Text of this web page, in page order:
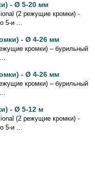
- Ø 5-20 мм
(2 режущие кромки) -
5-и ...
- Ø 4-26 мм
кромки) – бурильный
- Ø 4-26 мм
кромки) – бурильный
- Ø 5-12 м
(2 режущие кромки) -
5-и ...